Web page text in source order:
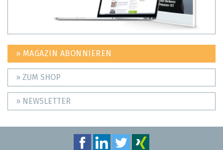
» MAGAZIN ABONNIEREN
» ZUM SHOP
» NEWSLETTER